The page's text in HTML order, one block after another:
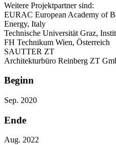
Weitere Projektpartner sind:
EURAC European Academy of
Energy, Italy
Technische Universität Graz,
FH Technikum Wien, Österreich
SAUTTER ZT
Architekturbüro Reinberg ZT
Beginn
Sep. 2020
Ende
Aug. 2022